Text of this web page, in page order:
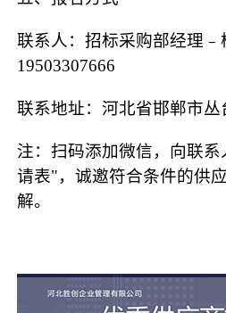
联系人：招标采购部经理﹣
19503307666
联系地址：河北省邯郸市丛
注：扫码添加微信，向联系
请表"，诚邀符合条件的供
解。